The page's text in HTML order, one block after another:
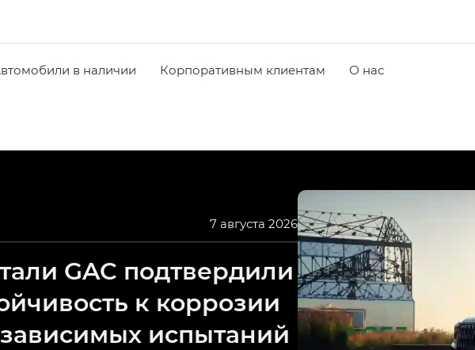
в наличии Корпоративным клиентам О нас
7 августа 2026
GAC подтвердили
к коррозии
испытаний